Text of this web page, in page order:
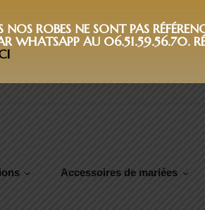
ROBES NE SONT PAS
AU 06.51.59.56.70.
Accessoires de mariées